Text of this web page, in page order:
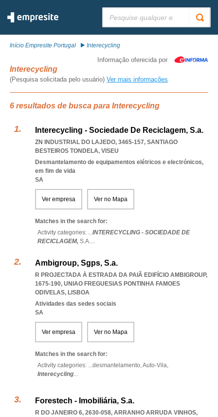
Início Empresite Portugal Interecycling
Informação oferecida por
Interecycling
(Pesquisa solicitada pelo usuário) Ver mais informações
6 resultados de busca para Interecycling
Interecycling - Sociedade De Reciclagem, S.a.
ZN INDUSTRIAL DO LAJEDO, 3465-157, SANTIAGO
BESTEIROS TONDELA, VISEU
Desmantelamento de equipamentos elétricos e electrónicos,
em fim de vida
SA
Ver empresa Ver no Mapa
Matches in the search for:
Activity categories: ...INTERECYCLING - SOCIEDADE DE
RECICLAGEM, S.A....
Ambigroup, Sgps, S.a.
R PROJECTADA À ESTRADA DA PAIÃ EDIFÍCIO AMBIGROUP,
1675-190, UNIAO FREGUESIAS PONTINHA FAMOES
ODIVELAS, LISBOA
Atividades das sedes sociais
SA
Ver empresa Ver no Mapa
Matches in the search for:
Activity categories: ...desmantelamento,Auto-Vila,
Interecycling...
Forestech - Imobiliária, S.a.
R DO JANEIRO 6, 2630-058, ARRANHO ARRUDA VINHOS,